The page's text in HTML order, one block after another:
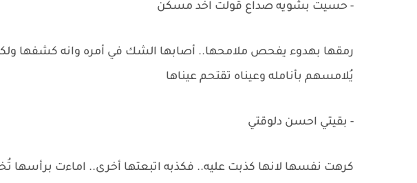
- حسيت بشويه صداع قولت اخد مسكن
رمقها بهدوء يفحص ملامحها.. أصابها الشك في أمره وانه كشفها
يُلامسهم بأنامله وعيناه تقتحم عيناها
- بقيتي احسن دلوقتي
كرهت نفسها لانها كذبت عليه.. فكذبه اتبعتها أخرى.. اماءت برأسها